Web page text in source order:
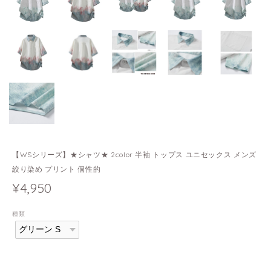
【WSシリーズ】★シャツ★ 2color 半袖 トップス ユニセックス メンズ
絞り染め プリント 個性的
¥4,950
種類